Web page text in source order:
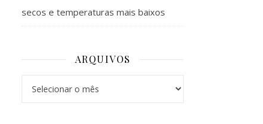
secos e temperaturas mais baixos
ARQUIVOS